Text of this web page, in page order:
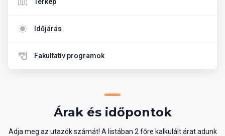
Időjárás
Fakultatív programok
Árak és időpontok
Adja meg az utazók számát! A listában 2 főre kalkulált árat adunk